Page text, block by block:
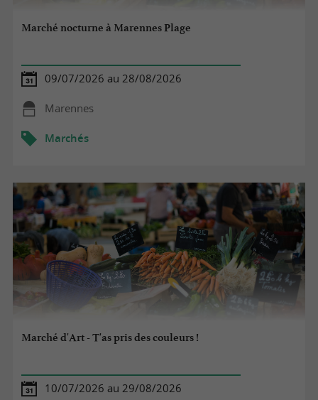
Marché nocturne à Marennes Plage
09/07/2026 au 28/08/2026
Marennes
Marchés
Marché d'Art - T'as pris des couleurs !
10/07/2026 au 29/08/2026